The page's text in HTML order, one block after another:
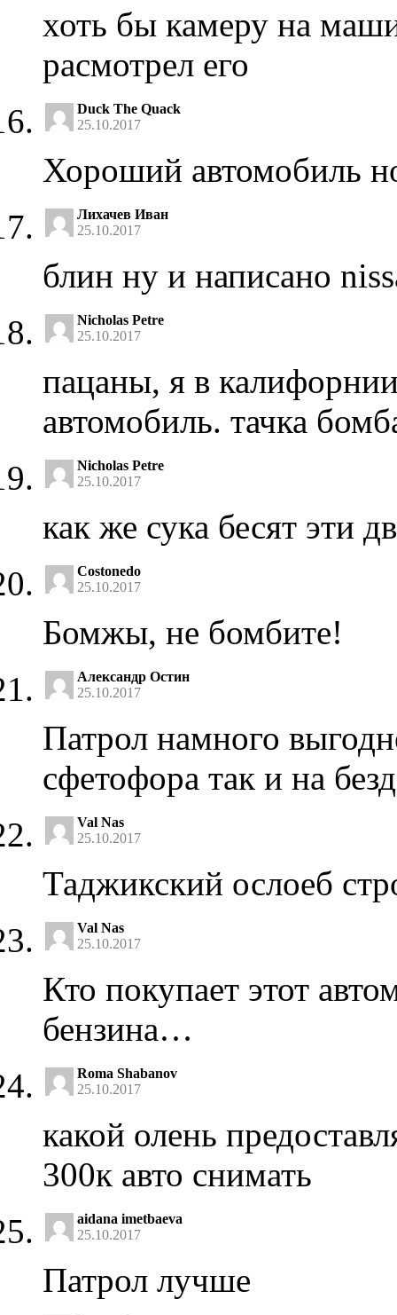
хоть бы камеру на
расмотрел его
Duck The Quack
25.10.2017
Хороший автомобиль
Лихачев Иван
25.10.2017
блин ну и написано
Nicholas Petre
25.10.2017
пацаны, я в
автомобиль. тачка
Nicholas Petre
25.10.2017
как же сука бесят эти
Costonedo
25.10.2017
Бомжы, не бомбите!
Александр Остин
25.10.2017
Патрол намного
сфетофора так и на
Val Nas
25.10.2017
Таджикский ослоеб
Val Nas
25.10.2017
Кто покупает этот
бензина…
Roma Shabanov
25.10.2017
какой олень
300к авто снимать
aidana imetbaeva
25.10.2017
Патрол лучше